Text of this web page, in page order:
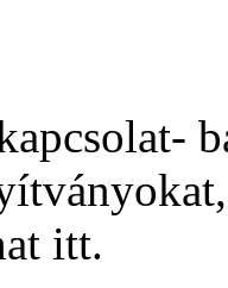
itt.